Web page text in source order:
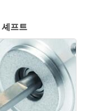
셰프트